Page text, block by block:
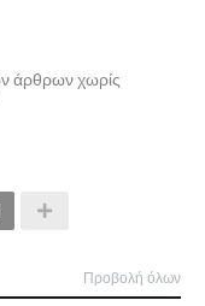
άρθρων χωρίς
Προβολή όλων